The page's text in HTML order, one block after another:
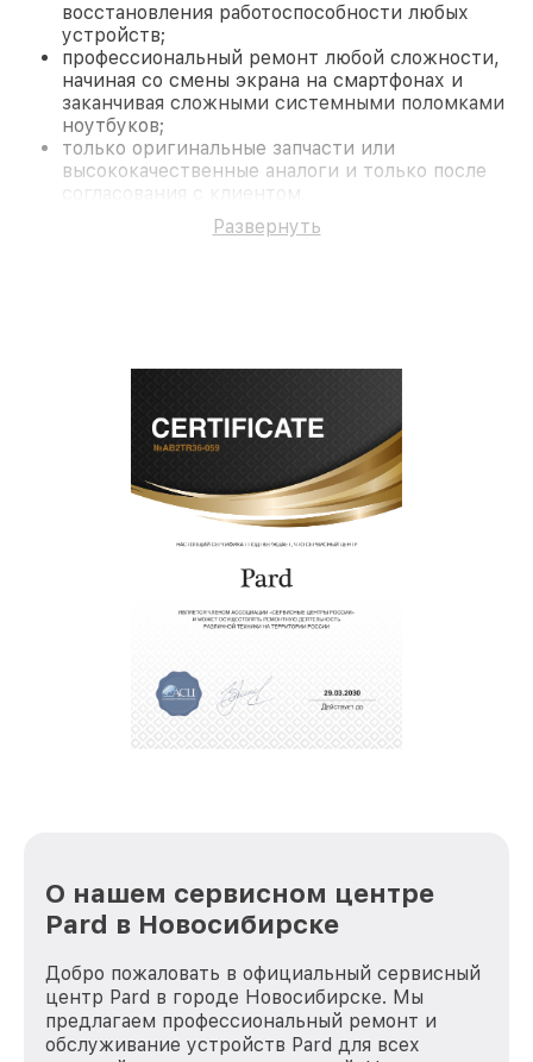
восстановления работоспособности любых
устройств;
профессиональный ремонт любой сложности,
начиная со смены экрана на смартфонах и
заканчивая сложными системными поломками
ноутбуков;
только оригинальные запчасти или
высококачественные аналоги и только после
согласования с клиентом.
На все работы и замененные комплектующие
предоставляется длительная гарантия. В случае
современное оборудование и
лицензированное ПО в ремонтно-
диагностических мастерских;
собственный склад комплектующих, что
позволяет сократить сроки
восстановительных работ;
услуги курьера для владельцев
крупногабаритной техники, которые
обеспечат доставку устройств в сервис в
полной сохранности и бесплатно.
положительные отзывы и обрели отличную
репутацию. Мы постоянно совершенствуемся и
Развернуть
О нашем сервисном центре
Pard в Новосибирске
Добро пожаловать в официальный сервисный
центр Pard в городе Новосибирске. Мы
предлагаем профессиональный ремонт и
обслуживание устройств Pard для всех